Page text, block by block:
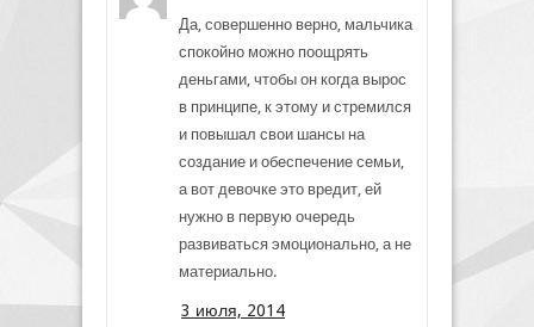
Да, совершенно верно, мальчика
спокойно можно поощрять
деньгами, чтобы он когда вырос
в принципе, к этому и стремился
и повышал свои шансы на
создание и обеспечение семьи,
а вот девочке это вредит, ей
нужно в первую очередь
развиваться эмоционально, а не
материально.
3 июля, 2014